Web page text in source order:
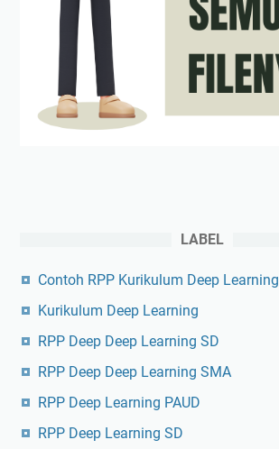
LABEL
Contoh RPP Kurikulum Deep Learning
Kurikulum Deep Learning
RPP Deep Deep Learning SD
RPP Deep Deep Learning SMA
RPP Deep Learning PAUD
RPP Deep Learning SD